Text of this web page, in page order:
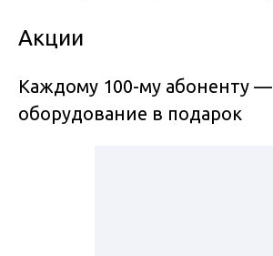
Акции
Каждому 100-му абоненту —
оборудование в подарок